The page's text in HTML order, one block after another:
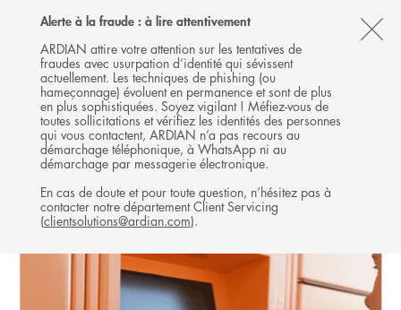
Alerte à la fraude : à lire attentivement
ARDIAN attire votre attention sur les tentatives de
fraudes avec usurpation d’identité qui sévissent
actuellement. Les techniques de phishing (ou
hameçonnage) évoluent en permanence et sont de plus
en plus sophistiquées. Soyez vigilant ! Méfiez-vous de
toutes sollicitations et vérifiez les identités des personnes
qui vous contactent, ARDIAN n’a pas recours au
démarchage téléphonique, à WhatsApp ni au
démarchage par messagerie électronique.
En cas de doute et pour toute question, n’hésitez pas à
contacter notre département Client Servicing
(clientsolutions@ardian.com).
Follow
Ardian
on
X
Follow
Ardian
on
LinkedIn
Follow
Ardian
on
YouTube
Ardian
on
Jobs
on
LinkedIn
MENU
INVESTISSEMENTS
EXPANSION